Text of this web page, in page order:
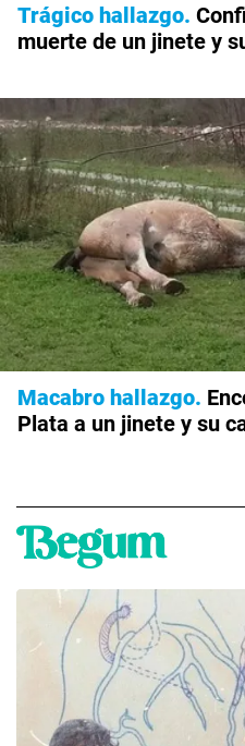
Trágico hallazgo
muerte de un jinete y
Macabro hallazgo
Plata a un jinete y su